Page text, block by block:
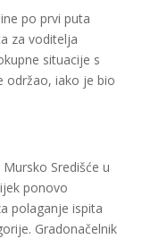
po prvi puta
za voditelja
situacije s
održao, iako je bio
Središće u
ponovo
polaganje ispita
Gradonačelnik